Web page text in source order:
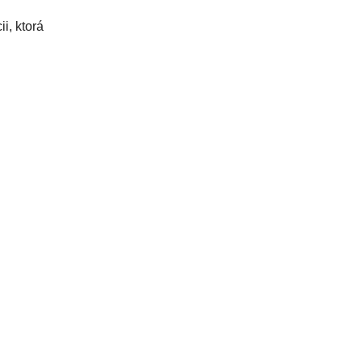
ktorá